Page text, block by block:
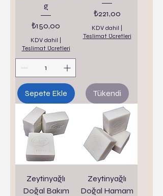
g
Fiyat
₺150,00
KDV dahil |
Teslimat Ücretleri
Sepete Ekle
Fiyat
₺221,00
KDV dahil |
Teslimat Ücretleri
Tükendi
Zeytinyağlı
Doğal Bakım
Zeytinyağlı
Doğal Hamam